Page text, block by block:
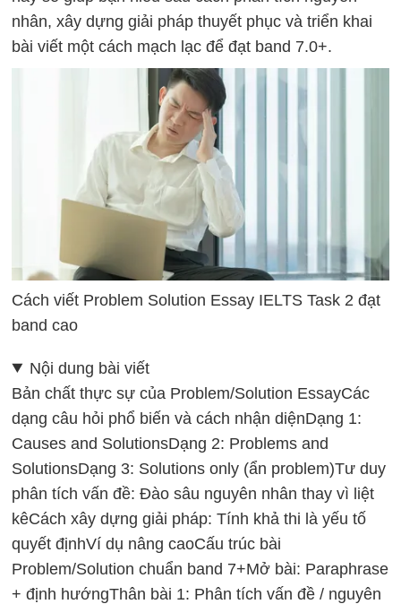
nhân, xây dựng giải pháp thuyết phục và triển khai
bài viết một cách mạch lạc để đạt band 7.0+.
Cách viết Problem Solution Essay IELTS Task 2 đạt
band cao
Nội dung bài viết
Bản chất thực sự của Problem/Solution EssayCác
dạng câu hỏi phổ biến và cách nhận diệnDạng 1:
Causes and SolutionsDạng 2: Problems and
SolutionsDạng 3: Solutions only (ẩn problem)Tư duy
phân tích vấn đề: Đào sâu nguyên nhân thay vì liệt
kêCách xây dựng giải pháp: Tính khả thi là yếu tố
quyết địnhVí dụ nâng caoCấu trúc bài
Problem/Solution chuẩn band 7+Mở bài: Paraphrase
+ định hướngThân bài 1: Phân tích vấn đề / nguyên